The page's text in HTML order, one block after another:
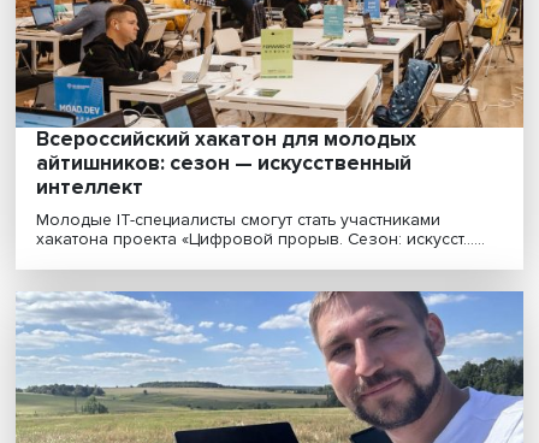
Между раем и адом: как россияне
к цифровизации
Россияне — это в основном технооптимисты. Они
что цифровизация улучшит их жизнь, сделает ее......